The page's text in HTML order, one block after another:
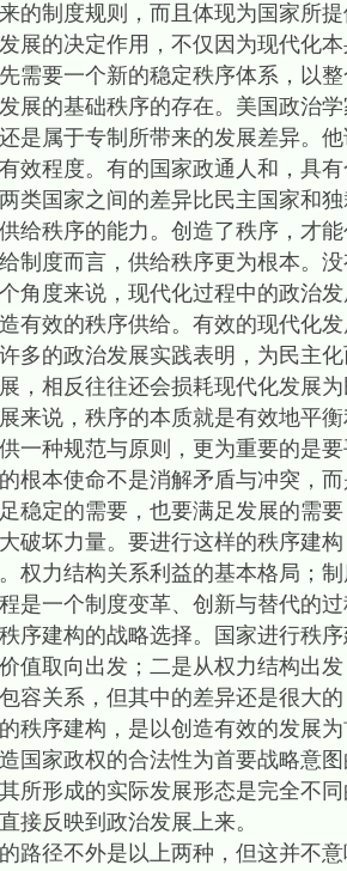
的制度规则，而且体现为国家所
展的决定作用，不仅因为现代化
需要一个新的稳定秩序体系，以
展的基础秩序的存在。美国政治
是属于专制所带来的发展差异。
效程度。有的国家政通人和，具
类国家之间的差异比民主国家和
给秩序的能力。创造了秩序，才
制度而言，供给秩序更为根本。
角度来说，现代化过程中的政治
有效的秩序供给。有效的现代化
多的政治发展实践表明，为民主
，相反往往还会损耗现代化发展
来说，秩序的本质就是有效地平
一种规范与原则，更为重要的是
根本使命不是消解矛盾与冲突，
稳定的需要，也要满足发展的需
破坏力量。要进行这样的秩序建
权力结构关系利益的基本格局；
是一个制度变革、创新与替代的
序建构的战略选择。国家进行秩
值取向出发；二是从权力结构出
容关系，但其中的差异还是很大
秩序建构，是以创造有效的发展
国家政权的合法性为首要战略意
所形成的实际发展形态是完全不
接反映到政治发展上来。
路径不外是以上两种，但这并不